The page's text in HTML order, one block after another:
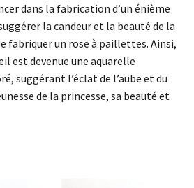
dans la fabrication d’un énième
la candeur et la beauté de la
fabriquer un rose à paillettes. Ainsi,
est devenue une aquarelle
suggérant l’éclat de l’aube et du
de la princesse, sa beauté et